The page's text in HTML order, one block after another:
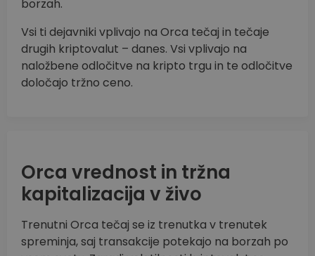
borzah.
Vsi ti dejavniki vplivajo na Orca tečaj in tečaje
drugih kriptovalut – danes. Vsi vplivajo na
naložbene odločitve na kripto trgu in te odločitve
določajo tržno ceno.
Orca vrednost in tržna
kapitalizacija v živo
Trenutni Orca tečaj se iz trenutka v trenutek
spreminja, saj transakcije potekajo na borzah po